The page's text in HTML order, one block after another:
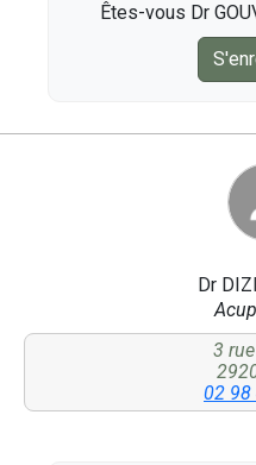
Êtes-vous Dr
Dr
3
02 98